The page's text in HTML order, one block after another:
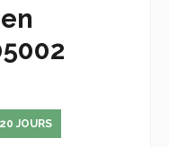
JOURS